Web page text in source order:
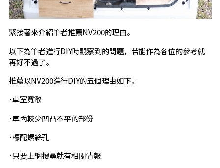
緊接著來介紹筆者推薦NV200的理由。
以下為筆者進行DIY時觀察到的問題，若能作為各位的參考就
再好不過了。
推薦以NV200進行DIY的五個理由如下。
·車室寬敞
·車內較少凹凸不平的部份
·標配螺絲孔
·只要上網搜尋就有相關情報